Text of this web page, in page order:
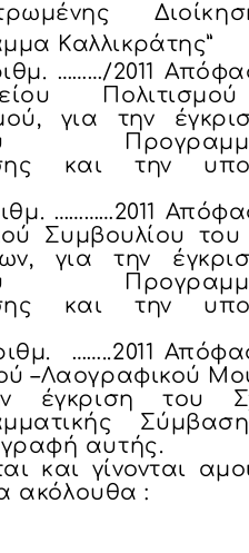
Καλλικράτης”
………/2011
για την
και την
…………2011
Συμβουλίου
για την
και την
……..2011
–Λαογραφικού
έγκριση του
αυτής.
και γίνονται
ακόλουθα :